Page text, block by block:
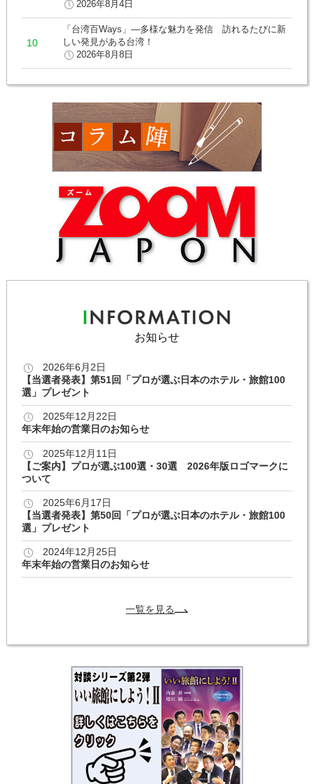
2026年8月4日
「台湾百Ways」―多様な魅力を発信 訪れるたびに新
しい発見がある台湾！
2026年8月8日
お知らせ
2026年6月2日
【当選者発表】第51回「プロが選ぶ日本のホテル・旅館100
選」プレゼント
2025年12月22日
年末年始の営業日のお知らせ
2025年12月11日
【ご案内】プロが選ぶ100選・30選 2026年版ロゴマークに
ついて
2025年6月17日
【当選者発表】第50回「プロが選ぶ日本のホテル・旅館100
選」プレゼント
2024年12月25日
年末年始の営業日のお知らせ
一覧を見る